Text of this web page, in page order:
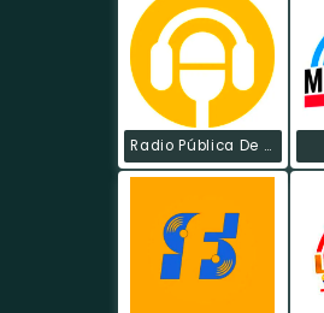
Radio Pública De Ecuador